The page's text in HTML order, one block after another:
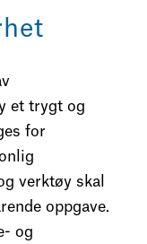
et trygt og
for
verktøy skal
oppgave.
og